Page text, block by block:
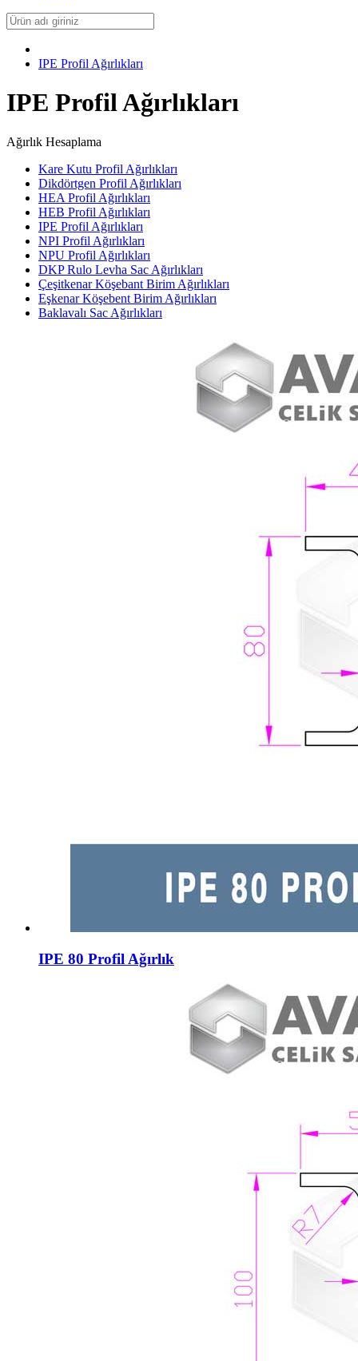
IPE Profil Ağırlıkları
IPE Profil Ağırlıkları
Ağırlık Hesaplama
Kare Kutu Profil Ağırlıkları
Dikdörtgen Profil Ağırlıkları
HEA Profil Ağırlıkları
HEB Profil Ağırlıkları
IPE Profil Ağırlıkları
NPI Profil Ağırlıkları
NPU Profil Ağırlıkları
DKP Rulo Levha Sac Ağırlıkları
Çeşitkenar Köşebant Birim Ağırlıkları
Eşkenar Köşebent Birim Ağırlıkları
Baklavalı Sac Ağırlıkları
IPE 80 Profil Ağırlık